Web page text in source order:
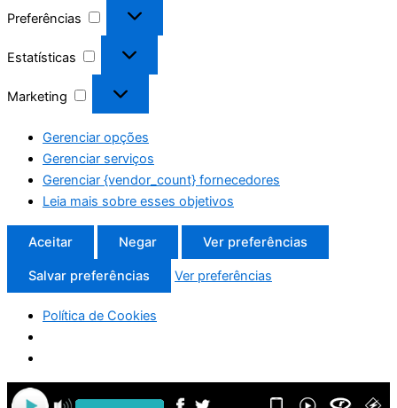
Preferências
Estatísticas
Marketing
Gerenciar opções
Gerenciar serviços
Gerenciar {vendor_count} fornecedores
Leia mais sobre esses objetivos
Aceitar Negar Ver preferências
Salvar preferências Ver preferências
Política de Cookies